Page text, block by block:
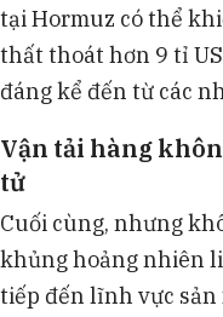
tại Hormuz có thể
thất thoát hơn 9 tỉ
đáng kể đến từ các
Vận tải hàng
tử
Cuối cùng, nhưng
khủng hoảng nhiên
tiếp đến lĩnh vực sản